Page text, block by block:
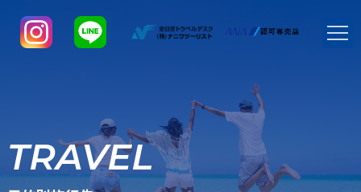
TRAVEL